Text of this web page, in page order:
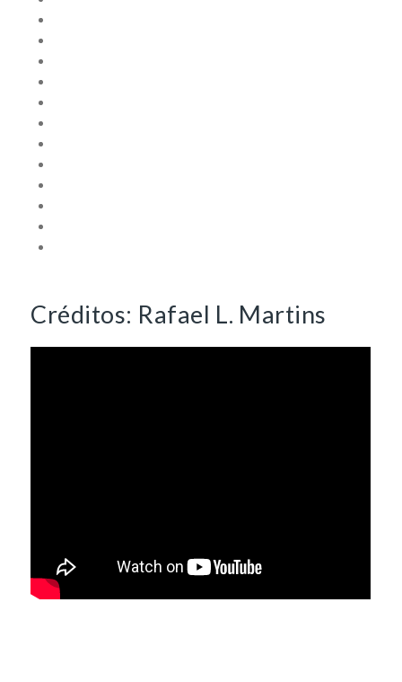
Créditos: Rafael L. Martins